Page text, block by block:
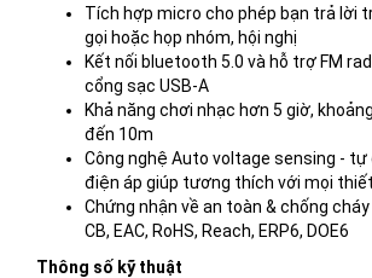
Tích hợp micro cho phép bạn trả lời
gọi hoặc họp nhóm, hội nghị
Kết nối bluetooth 5.0 và hỗ trợ FM
cổng sạc USB-A
Khả năng chơi nhạc hơn 5 giờ,
đến 10m
Công nghệ Auto voltage sensing - tự
điện áp giúp tương thích với mọi
Chứng nhận về an toàn & chống cháy
CB, EAC, RoHS, Reach, ERP6, DOE6
Thông số kỹ thuật